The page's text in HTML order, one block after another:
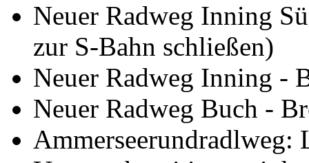
Neuer Radweg Inning
zur S-Bahn schließen)
Neuer Radweg Inning -
Neuer Radweg Buch -
Ammerseerundradlweg: